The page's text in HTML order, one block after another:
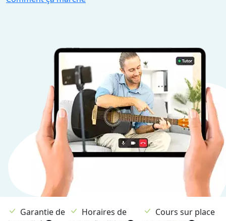
Garantie de
Horaires de
Cours sur place